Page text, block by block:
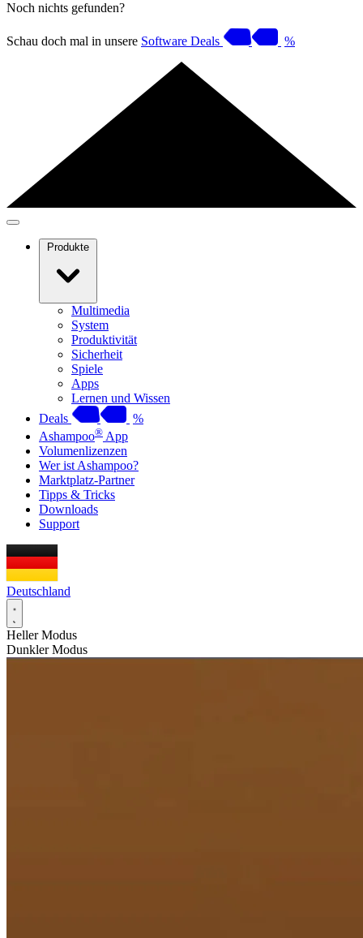
Noch nichts gefunden?
Schau doch mal in unsere Software Deals %
Produkte
Multimedia
System
Produktivität
Sicherheit
Spiele
Apps
Lernen und Wissen
Deals
%
Ashampoo® App
Volumenlizenzen
Wer ist Ashampoo?
Marktplatz-Partner
Tipps & Tricks
Downloads
Support
Deutschland
Heller Modus
Dunkler Modus